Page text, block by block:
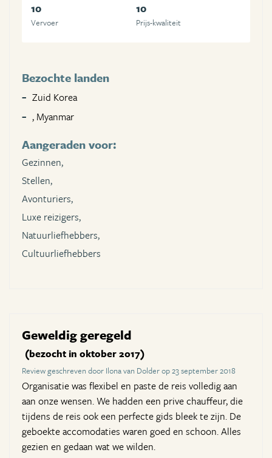
10
Vervoer
10
Prijs-kwaliteit
Bezochte landen
Zuid Korea
, Myanmar
Aangeraden voor:
Gezinnen,
Stellen,
Avonturiers,
Luxe reizigers,
Natuurliefhebbers,
Cultuurliefhebbers
Geweldig geregeld
(bezocht in oktober 2017)
Review geschreven door Ilona van Dolder op 23 september 2018
Organisatie was flexibel en paste de reis volledig aan
aan onze wensen. We hadden een prive chauffeur, die
tijdens de reis ook een perfecte gids bleek te zijn. De
geboekte accomodaties waren goed en schoon. Alles
gezien en gedaan wat we wilden.